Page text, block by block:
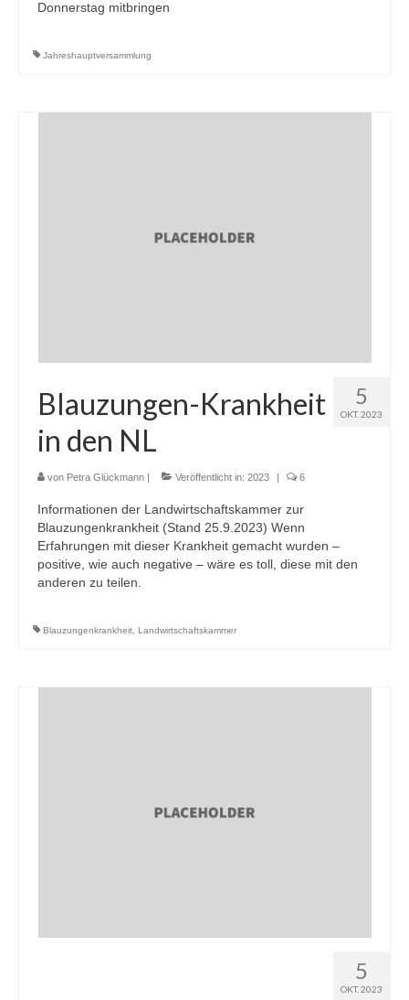
Donnerstag mitbringen
Jahreshauptversammlung
5
OKT. 2023
Blauzungen-Krankheit
in den NL
von Petra Glückmann | Veröffentlicht in: 2023 | 6
Informationen der Landwirtschaftskammer zur
Blauzungenkrankheit (Stand 25.9.2023) Wenn
Erfahrungen mit dieser Krankheit gemacht wurden –
positive, wie auch negative – wäre es toll, diese mit den
anderen zu teilen.
Blauzungenkrankheit Landwirtschaftskammer
5
OKT. 2023